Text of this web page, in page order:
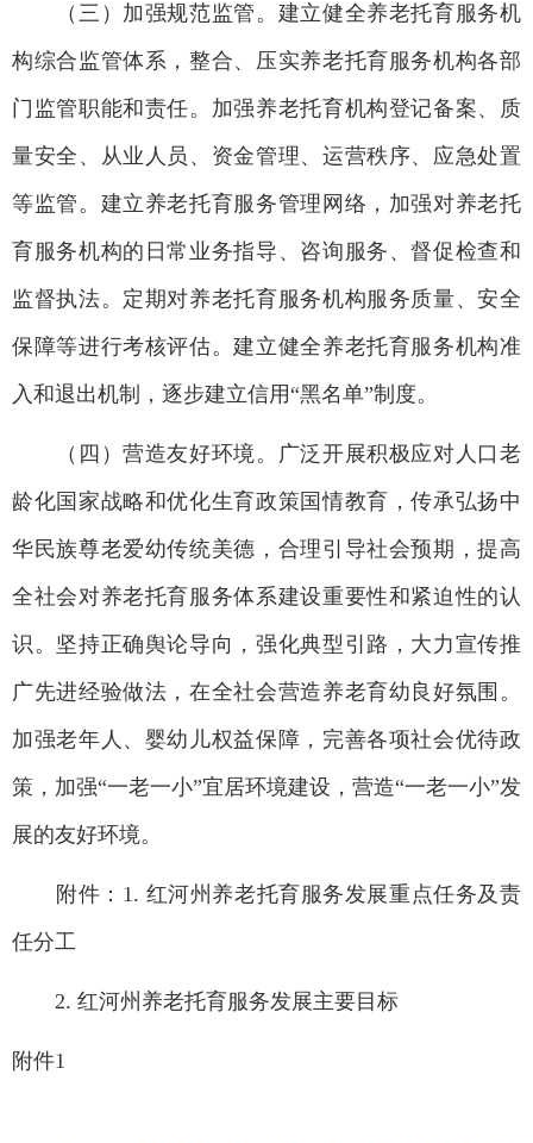
（三）加强规范监管。建立健全养老托育服务机
构综合监管体系，整合、压实养老托育服务机构各部
门监管职能和责任。加强养老托育机构登记备案、质
量安全、从业人员、资金管理、运营秩序、应急处置
等监管。建立养老托育服务管理网络，加强对养老托
育服务机构的日常业务指导、咨询服务、督促检查和
监督执法。定期对养老托育服务机构服务质量、安全
保障等进行考核评估。建立健全养老托育服务机构准
入和退出机制，逐步建立信用“黑名单”制度。
（四）营造友好环境。广泛开展积极应对人口老
龄化国家战略和优化生育政策国情教育，传承弘扬中
华民族尊老爱幼传统美德，合理引导社会预期，提高
全社会对养老托育服务体系建设重要性和紧迫性的认
识。坚持正确舆论导向，强化典型引路，大力宣传推
广先进经验做法，在全社会营造养老育幼良好氛围。
加强老年人、婴幼儿权益保障，完善各项社会优待政
策，加强“一老一小”宜居环境建设，营造“一老一小”发
展的友好环境。
附件：1. 红河州养老托育服务发展重点任务及责
任分工
2. 红河州养老托育服务发展主要目标
附件1